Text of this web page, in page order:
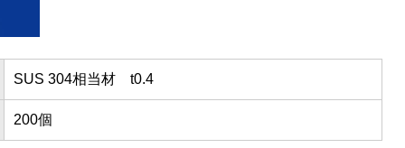
SUS 304相当材 t0.4
200個